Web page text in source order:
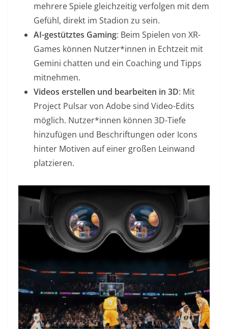
mehrere Spiele gleichzeitig verfolgen mit dem
Gefühl, direkt im Stadion zu sein.
AI-gestütztes Gaming: Beim Spielen von XR-
Games können Nutzer*innen in Echtzeit mit
Gemini chatten und ein Coaching und Tipps
mitnehmen.
Videos erstellen und bearbeiten in 3D: Mit
Project Pulsar von Adobe sind Video-Edits
möglich. Nutzer*innen können 3D-Tiefe
hinzufügen und Beschriftungen oder Icons
hinter Motiven auf einer großen Leinwand
platzieren.